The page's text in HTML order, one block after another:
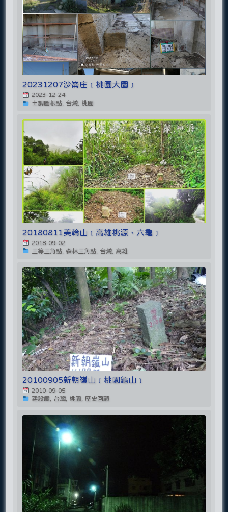
20231207沙崙庄﹝桃園大園﹞
2023-12-24
土調圖根點, 台灣, 桃園
20180811美輪山﹝高雄桃源、六龜﹞
2018-09-02
三等三角點, 森林三角點, 台灣, 高雄
20100905新朝嶺山﹝桃園龜山﹞
2010-09-05
建設廳, 台灣, 桃園, 歷史回顧